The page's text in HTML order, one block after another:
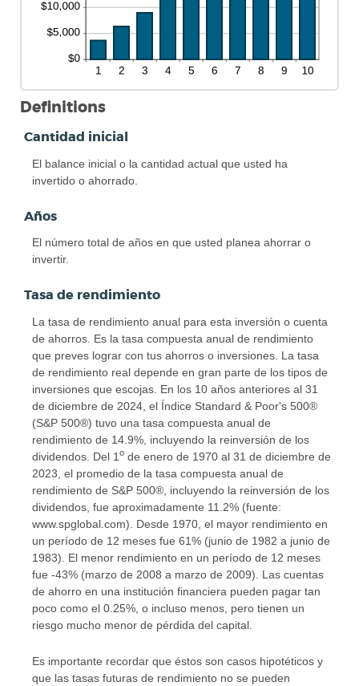
Definitions
Cantidad inicial
El balance inicial o la cantidad actual que usted ha
invertido o ahorrado.
Años
El número total de años en que usted planea ahorrar o
invertir.
Tasa de rendimiento
La tasa de rendimiento anual para esta inversión o cuenta
de ahorros. Es la tasa compuesta anual de rendimiento
que preves lograr con tus ahorros o inversiones. La tasa
de rendimiento real depende en gran parte de los tipos de
inversiones que escojas. En los 10 años anteriores al 31
de diciembre de 2024, el Índice Standard & Poor's 500®
(S&P 500®) tuvo una tasa compuesta anual de
rendimiento de 14.9%, incluyendo la reinversión de los
dividendos. Del 1 o de enero de 1970 al 31 de diciembre de
2023, el promedio de la tasa compuesta anual de
rendimiento de S&P 500®, incluyendo la reinversión de los
dividendos, fue aproximadamente 11.2% (fuente:
www.spglobal.com). Desde 1970, el mayor rendimiento en
un período de 12 meses fue 61% (junio de 1982 a junio de
1983). El menor rendimiento en un período de 12 meses
fue -43% (marzo de 2008 a marzo de 2009). Las cuentas
de ahorro en una institución financiera pueden pagar tan
poco como el 0.25%, o incluso menos, pero tienen un
riesgo mucho menor de pérdida del capital.
Es importante recordar que éstos son casos hipotéticos y
que las tasas futuras de rendimiento no se pueden